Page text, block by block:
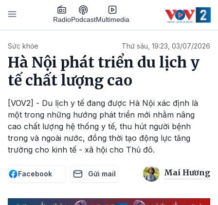
Nhảy đến nội dung
RadioPodcastMultimedia
Sức khỏe Thứ sáu, 19:23, 03/07/2026
Hà Nội phát triển du lịch y
tế chất lượng cao
[VOV2] - Du lịch y tế đang được Hà Nội xác định là
một trong những hướng phát triển mới nhằm nâng
cao chất lượng hệ thống y tế, thu hút người bệnh
trong và ngoài nước, đồng thời tạo động lực tăng
trưởng cho kinh tế - xã hội cho Thủ đô.
Facebook Gửi mail Mai Hương